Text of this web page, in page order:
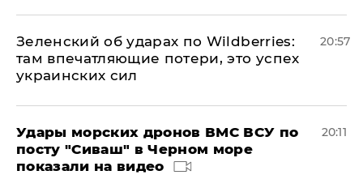
Зеленский об ударах по Wildberries:
там впечатляющие потери, это успех
украинских сил
20:57
Удары морских дронов ВМС ВСУ по
посту "Сиваш" в Черном море
показали на видео
20:11